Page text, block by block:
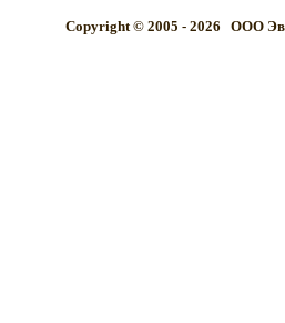
Copyright © 2005 - 2026 OOO